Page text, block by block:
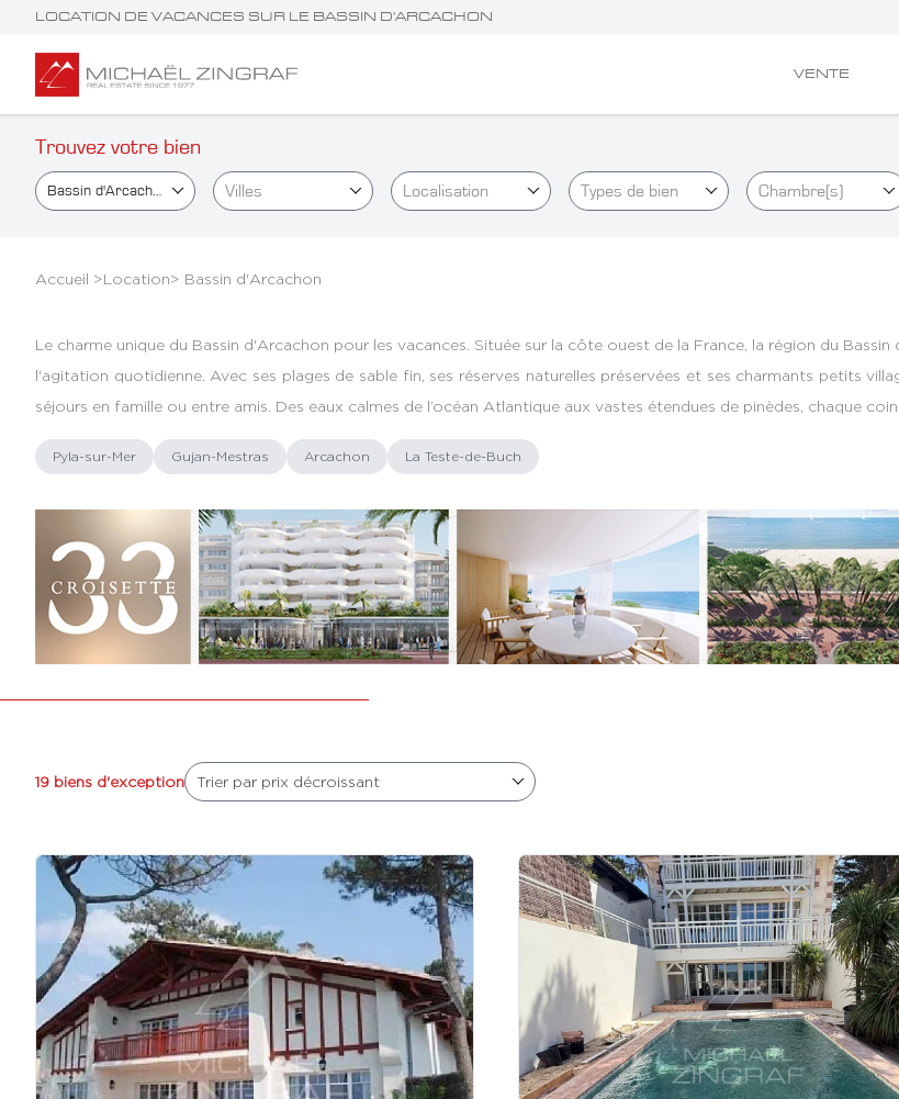
LOCATION DE VACANCES SUR LE BASSIN D'ARCACHON
VENTE
Trouvez votre bien
Bassin d'Arcachon Villes Localisation Types de bien Chambre(s)
Accueil >Location> Bassin d'Arcachon
Le charme unique du Bassin d'Arcachon pour les vacances. Située sur la côte ouest de la France, la région du
l'agitation quotidienne. Avec ses plages de sable fin, ses réserves naturelles préservées et ses charmants petits
séjours en famille ou entre amis. Des eaux calmes de l’océan Atlantique aux vastes étendues de pinèdes, chaque
Pyla-sur-Mer Gujan-Mestras Arcachon La Teste-de-Buch
19 biens d'exception Trier par prix décroissant